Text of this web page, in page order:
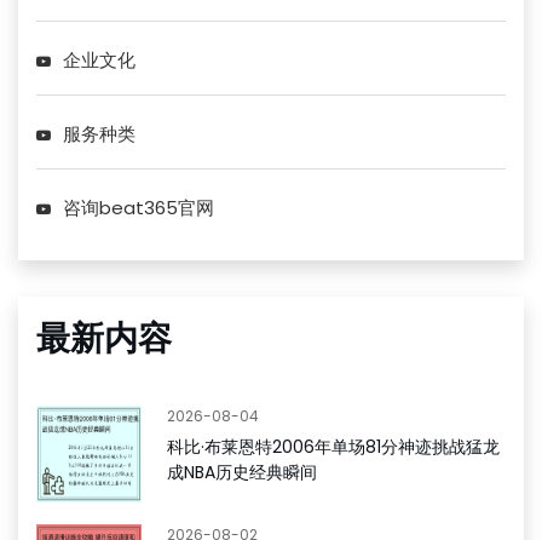
企业文化
服务种类
咨询beat365官网
最新内容
2026-08-04
科比·布莱恩特2006年单场81分神迹挑战猛龙
成NBA历史经典瞬间
2026-08-02